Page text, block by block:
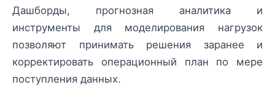
Дашборды, прогнозная аналитика и
инструменты для моделирования нагрузок
позволяют принимать решения заранее и
корректировать операционный план по мере
поступления данных.